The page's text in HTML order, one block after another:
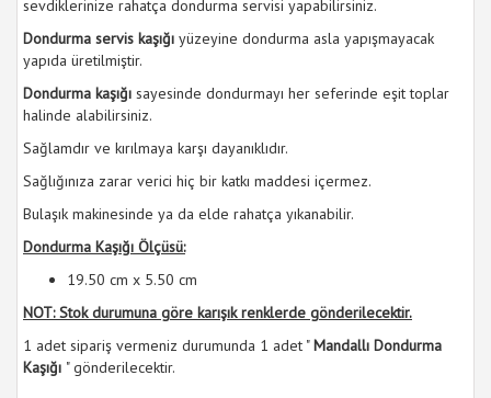
sevdiklerinize rahatça dondurma servisi yapabilirsiniz.
Dondurma servis kaşığı yüzeyine dondurma asla yapışmayacak
yapıda üretilmiştir.
Dondurma kaşığı sayesinde dondurmayı her seferinde eşit toplar
halinde alabilirsiniz.
Sağlamdır ve kırılmaya karşı dayanıklıdır.
Sağlığınıza zarar verici hiç bir katkı maddesi içermez.
Bulaşık makinesinde ya da elde rahatça yıkanabilir.
Dondurma Kaşığı Ölçüsü:
19.50 cm x 5.50 cm
NOT: Stok durumuna göre karışık renklerde gönderilecektir.
1 adet sipariş vermeniz durumunda 1 adet "Mandallı Dondurma
Kaşığı " gönderilecektir.